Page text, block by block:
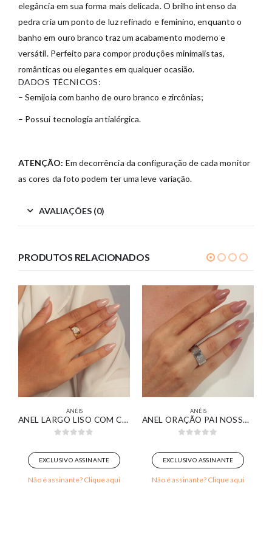
elegância em sua forma mais delicada. O brilho intenso da
pedra cria um ponto de luz refinado e feminino, enquanto o
banho em ouro branco traz um acabamento moderno e
versátil. Perfeito para compor produções minimalistas,
românticas ou elegantes em qualquer ocasião.
DADOS TÉCNICOS:
– Semijoia com banho de ouro branco e zircônias;
– Possui tecnologia antialérgica.
ATENÇÃO: Em decorrência da configuração de cada monitor
as cores da foto podem ter uma leve variação.
AVALIAÇÕES (0)
PRODUTOS RELACIONADOS
ANÉIS
ANEL LARGO LISO COM CORAÇÃO CRAVEJADO BANHADO EM OURO 18K
EXCLUSIVO ASSINANTE
Não é assinante? Clique aqui
ANÉIS
ANEL ORAÇÃO PAI NOSSO DETALHE DE CRUZ CRAVEJADA BANHADO EM OURO BRANCO
EXCLUSIVO ASSINANTE
Não é assinante? Clique aqui